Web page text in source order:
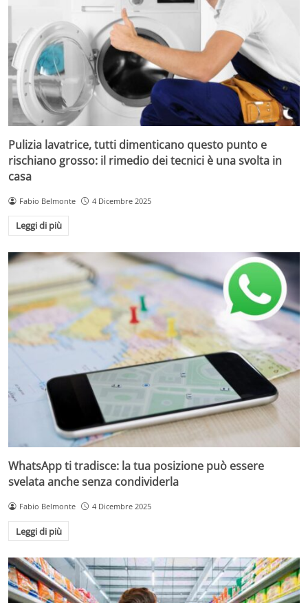
Pulizia lavatrice, tutti dimenticano questo punto e
rischiano grosso: il rimedio dei tecnici è una svolta in
casa
Fabio Belmonte 4 Dicembre 2025
Leggi di più
WhatsApp ti tradisce: la tua posizione può essere
svelata anche senza condividerla
Fabio Belmonte 4 Dicembre 2025
Leggi di più